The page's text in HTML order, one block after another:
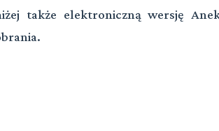
także elektroniczną wersję